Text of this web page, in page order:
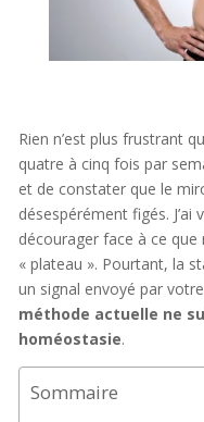
Rien n’est plus frustrant
quatre à cinq fois par
et de constater que le
désespérément figés.
décourager face à ce
« plateau ». Pourtant, la
un signal envoyé par
méthode actuelle ne
homéostasie.
Sommaire